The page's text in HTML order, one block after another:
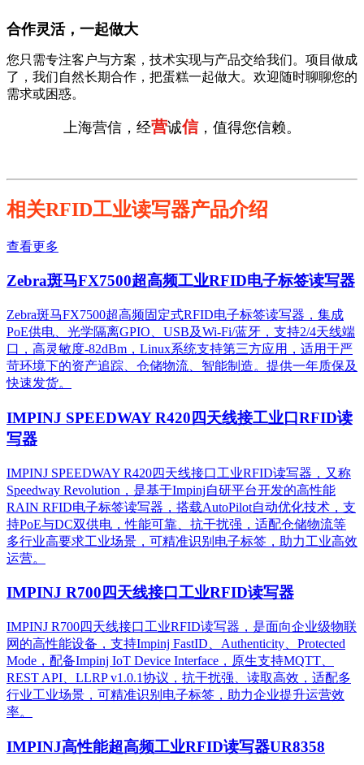
合作灵活，一起做大
您只需专注客户与方案，技术实现与产品交给我们。项目做成
了，我们自然长期合作，把蛋糕一起做大。欢迎随时聊聊您的
需求或困惑。
上海营信，经营诚信，值得您信赖。
相关RFID工业读写器产品介绍
查看更多
Zebra斑马FX7500超高频工业RFID电子标签读写器
Zebra斑马FX7500超高频固定式RFID电子标签读写器，集成
PoE供电、光学隔离GPIO、USB及Wi-Fi/蓝牙，支持2/4天线端
口，高灵敏度-82dBm，Linux系统支持第三方应用，适用于严
苛环境下的资产追踪、仓储物流、智能制造。提供一年质保及
快速发货。
IMPINJ SPEEDWAY R420四天线接工业口RFID读
写器
IMPINJ SPEEDWAY R420四天线接口工业RFID读写器，又称
Speedway Revolution，是基于Impinj自研平台开发的高性能
RAIN RFID电子标签读写器，搭载AutoPilot自动优化技术，支
持PoE与DC双供电，性能可靠、抗干扰强，适配仓储物流等
多行业高要求工业场景，可精准识别电子标签，助力工业高效
运营。​
IMPINJ R700四天线接口工业RFID读写器
IMPINJ R700四天线接口工业RFID读写器，是面向企业级物联
网的高性能设备，支持Impinj FastID、Authenticity、Protected
Mode，配备Impinj IoT Device Interface，原生支持MQTT、
REST API、LLRP v1.0.1协议，抗干扰强、读取高效，适配多
行业工业场景，可精准识别电子标签，助力企业提升运营效
率。
IMPINJ高性能超高频工业RFID读写器UR8358